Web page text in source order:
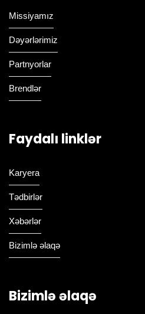
Missiyamız
Dəyərlərimiz
Partnyorlar
Brendlər
Faydalı linklər
Karyera
Tədbirlər
Xəbərlər
Bizimlə əlaqə
Bizimlə əlaqə